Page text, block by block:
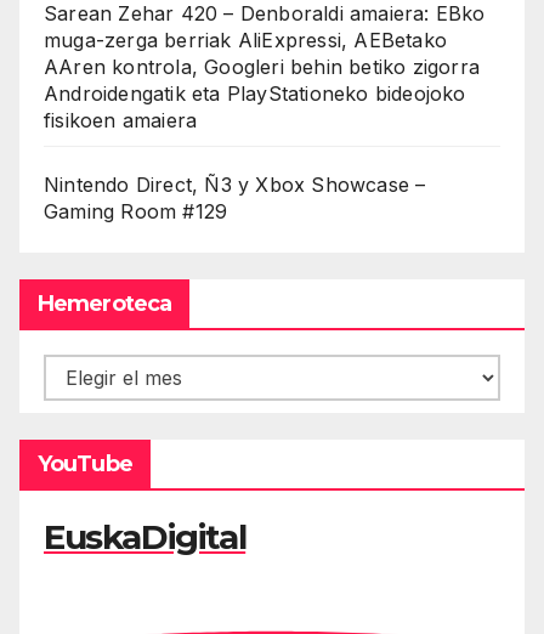
Sarean Zehar 420 – Denboraldi amaiera: EBko
muga-zerga berriak AliExpressi, AEBetako
AAren kontrola, Googleri behin betiko zigorra
Androidengatik eta PlayStationeko bideojoko
fisikoen amaiera
Nintendo Direct, Ñ3 y Xbox Showcase –
Gaming Room #129
Hemeroteca
Hemeroteca
YouTube
EuskaDigital